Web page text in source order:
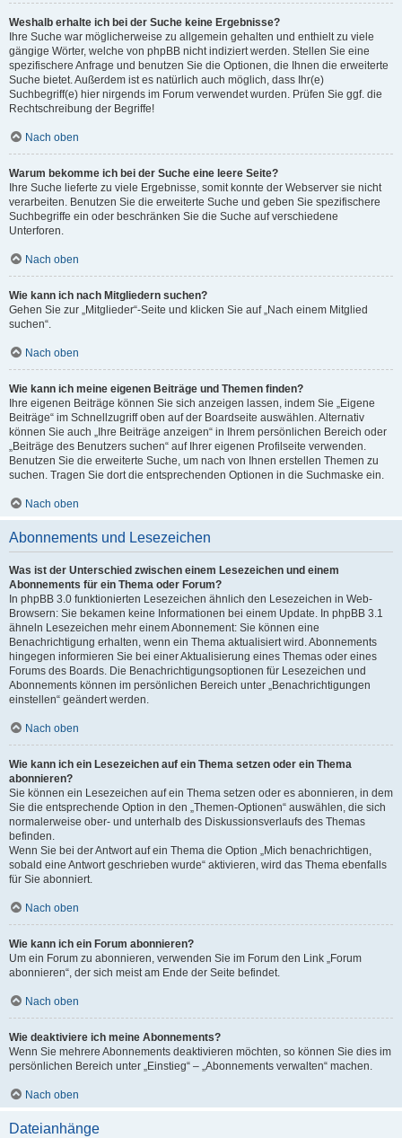
Weshalb erhalte ich bei der Suche keine Ergebnisse?
Ihre Suche war möglicherweise zu allgemein gehalten und enthielt zu viele
gängige Wörter, welche von phpBB nicht indiziert werden. Stellen Sie eine
spezifischere Anfrage und benutzen Sie die Optionen, die Ihnen die erweiterte
Suche bietet. Außerdem ist es natürlich auch möglich, dass Ihr(e)
Suchbegriff(e) hier nirgends im Forum verwendet wurden. Prüfen Sie ggf. die
Rechtschreibung der Begriffe!
Nach oben
Warum bekomme ich bei der Suche eine leere Seite?
Ihre Suche lieferte zu viele Ergebnisse, somit konnte der Webserver sie nicht
verarbeiten. Benutzen Sie die erweiterte Suche und geben Sie spezifischere
Suchbegriffe ein oder beschränken Sie die Suche auf verschiedene
Unterforen.
Nach oben
Wie kann ich nach Mitgliedern suchen?
Gehen Sie zur „Mitglieder“-Seite und klicken Sie auf „Nach einem Mitglied
suchen“.
Nach oben
Wie kann ich meine eigenen Beiträge und Themen finden?
Ihre eigenen Beiträge können Sie sich anzeigen lassen, indem Sie „Eigene
Beiträge“ im Schnellzugriff oben auf der Boardseite auswählen. Alternativ
können Sie auch „Ihre Beiträge anzeigen“ in Ihrem persönlichen Bereich oder
„Beiträge des Benutzers suchen“ auf Ihrer eigenen Profilseite verwenden.
Benutzen Sie die erweiterte Suche, um nach von Ihnen erstellen Themen zu
suchen. Tragen Sie dort die entsprechenden Optionen in die Suchmaske ein.
Nach oben
Abonnements und Lesezeichen
Was ist der Unterschied zwischen einem Lesezeichen und einem
Abonnements für ein Thema oder Forum?
In phpBB 3.0 funktionierten Lesezeichen ähnlich den Lesezeichen in Web-
Browsern: Sie bekamen keine Informationen bei einem Update. In phpBB 3.1
ähneln Lesezeichen mehr einem Abonnement: Sie können eine
Benachrichtigung erhalten, wenn ein Thema aktualisiert wird. Abonnements
hingegen informieren Sie bei einer Aktualisierung eines Themas oder eines
Forums des Boards. Die Benachrichtigungsoptionen für Lesezeichen und
Abonnements können im persönlichen Bereich unter „Benachrichtigungen
einstellen“ geändert werden.
Nach oben
Wie kann ich ein Lesezeichen auf ein Thema setzen oder ein Thema
abonnieren?
Sie können ein Lesezeichen auf ein Thema setzen oder es abonnieren, in dem
Sie die entsprechende Option in den „Themen-Optionen“ auswählen, die sich
normalerweise ober- und unterhalb des Diskussionsverlaufs des Themas
befinden.
Wenn Sie bei der Antwort auf ein Thema die Option „Mich benachrichtigen,
sobald eine Antwort geschrieben wurde“ aktivieren, wird das Thema ebenfalls
für Sie abonniert.
Nach oben
Wie kann ich ein Forum abonnieren?
Um ein Forum zu abonnieren, verwenden Sie im Forum den Link „Forum
abonnieren“, der sich meist am Ende der Seite befindet.
Nach oben
Wie deaktiviere ich meine Abonnements?
Wenn Sie mehrere Abonnements deaktivieren möchten, so können Sie dies im
persönlichen Bereich unter „Einstieg“ – „Abonnements verwalten“ machen.
Nach oben
Dateianhänge